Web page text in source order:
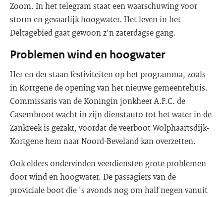
Zoom. In het telegram staat een waarschuwing voor
storm en gevaarlijk hoogwater. Het leven in het
Deltagebied gaat gewoon z'n zaterdagse gang.
Problemen wind en hoogwater
Her en der staan festiviteiten op het programma, zoals
in Kortgene de opening van het nieuwe gemeentehuis.
Commissaris van de Koningin jonkheer A.F.C. de
Casembroot wacht in zijn dienstauto tot het water in de
Zankreek is gezakt, voordat de veerboot Wolphaartsdijk-
Kortgene hem naar Noord-Beveland kan overzetten.
Ook elders ondervinden veerdiensten grote problemen
door wind en hoogwater. De passagiers van de
proviciale boot die 's avonds nog om half negen vanuit